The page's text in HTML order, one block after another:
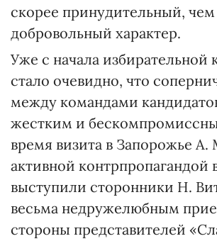
скорее принудительный, чем
добровольный характер.
Уже с начала избирательной
стало очевидно, что
между командами
жестким и
время визита в Запорожье А.
активной контрпропагандой
выступили сторонники Н.
весьма недружелюбным
стороны представителей